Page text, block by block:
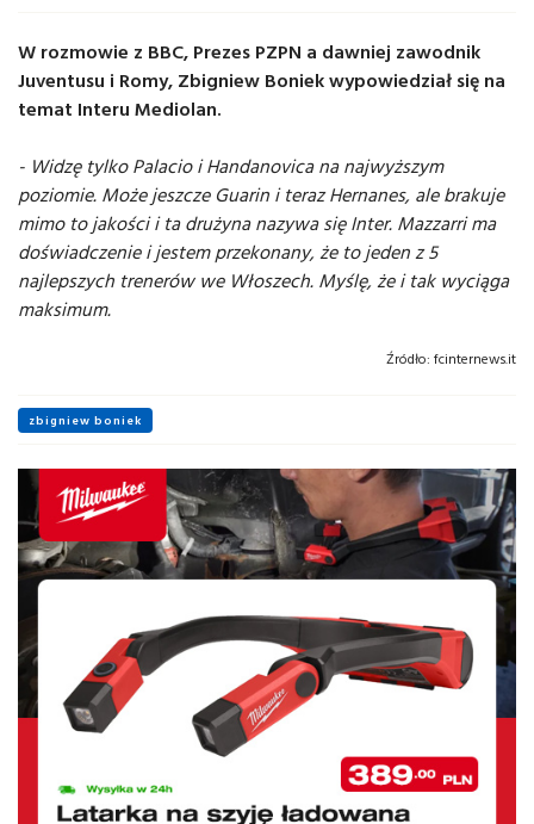
W rozmowie z BBC, Prezes PZPN a dawniej zawodnik
Juventusu i Romy, Zbigniew Boniek wypowiedział się na
temat Interu Mediolan.
- Widzę tylko Palacio i Handanovica na najwyższym
poziomie. Może jeszcze Guarin i teraz Hernanes, ale brakuje
mimo to jakości i ta drużyna nazywa się Inter. Mazzarri ma
doświadczenie i jestem przekonany, że to jeden z 5
najlepszych trenerów we Włoszech. Myślę, że i tak wyciąga
maksimum.
Źródło: fcinternews.it
zbigniew boniek